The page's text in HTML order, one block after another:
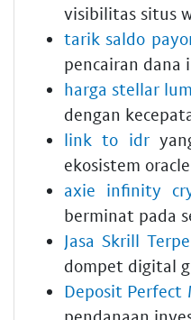
visibilitas situs
tarik saldo
pencairan dana
harga stellar
dengan
link to idr
ekosistem
axie infinity
berminat pada
Jasa Skrill
dompet digital
Deposit Perfect